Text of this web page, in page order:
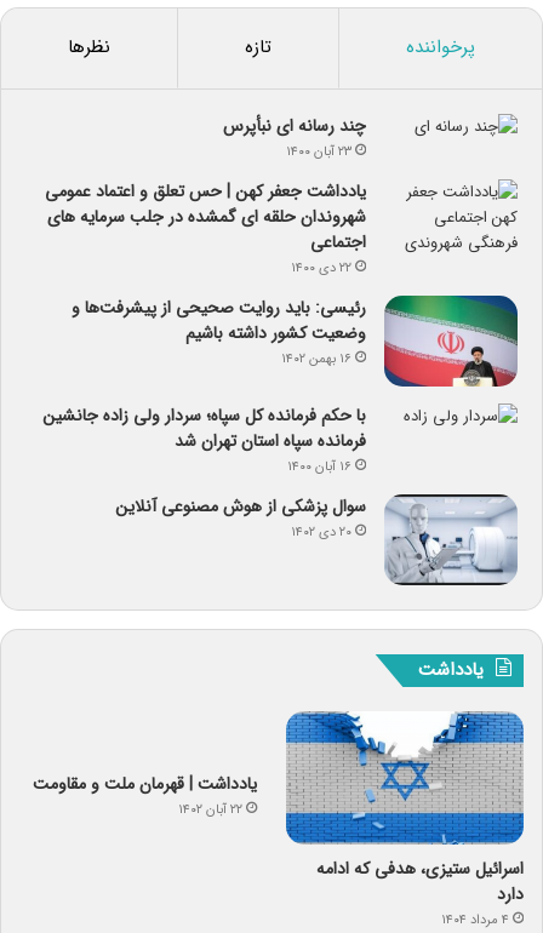
پرخواننده تازه نظرها
چند رسانه ای نبأپرس
۲۳ آبان ۱۴۰۰
یادداشت جعفر کهن | حس تعلق و اعتماد عمومی
شهروندان حلقه ای گمشده در جلب سرمایه های
اجتماعی
۲۲ دی ۱۴۰۰
رئیسی: باید روایت صحیحی از پیشرفت‌ها و
وضعیت کشور داشته باشیم
۱۶ بهمن ۱۴۰۲
با حکم فرمانده کل سپاه؛ سردار ولی زاده جانشین
فرمانده سپاه استان تهران شد
۱۶ آبان ۱۴۰۰
سوال پزشکی از هوش مصنوعی آنلاین
۲۰ دی ۱۴۰۲
یادداشت
اسرائیل ستیزی، هدفی که ادامه
دارد
۴ مرداد ۱۴۰۴
یادداشت | قهرمان ملت و مقاومت
۲۲ آبان ۱۴۰۲